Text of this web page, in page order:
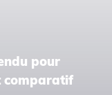
pour
comparatif